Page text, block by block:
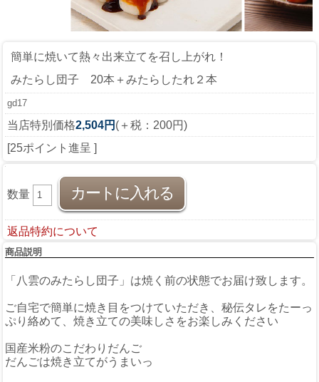
簡単に焼いて熱々出来立てを召し上がれ！
みたらし団子 20本＋みたらしたれ２本
gd17
当店特別価格2,504円 (＋税：200円)
[25ポイント進呈 ]
数量
返品特約について
商品説明
「八雲のみたらし団子」は焼く前の状態でお届け致します。
ご自宅で簡単に焼き目をつけていただき、秘伝タレをたーっ
ぷり絡めて、焼き立ての美味しさをお楽しみください
国産米粉のこだわりだんご
だんごは焼き立てがうまいっ